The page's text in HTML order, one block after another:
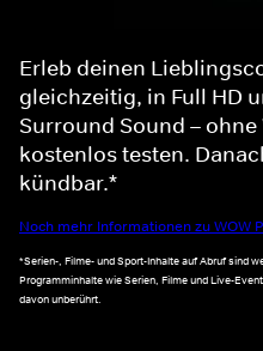
Erleb deinen
gleichzeitig, in Full HD
Surround Sound – ohne
kostenlos testen.
kündbar.*
Noch mehr Informationen zu WOW
*Serien-, Filme- und Sport-Inhalte auf Abruf sind
Programminhalte wie Serien, Filme und Live-
davon unberührt.